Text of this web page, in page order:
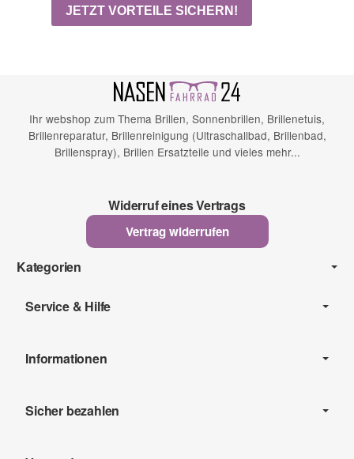
Ihr webshop zum Thema Brillen, Sonnenbrillen, Brillenetuis,
Brillenreparatur, Brillenreinigung (Ultraschallbad, Brillenbad,
Brillenspray), Brillen Ersatzteile und vieles mehr...
Widerruf eines Vertrags
Vertrag widerrufen
Kategorien
Service & Hilfe
Informationen
Sicher bezahlen